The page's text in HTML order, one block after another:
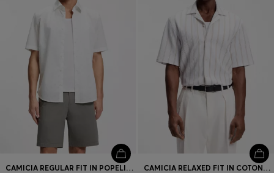
CAMICIA REGULAR FIT IN POPELINE DI COTONE STAMPATO CAMICIA RELAXED FIT IN COTONE ELASTICIZZATO A RIGHE